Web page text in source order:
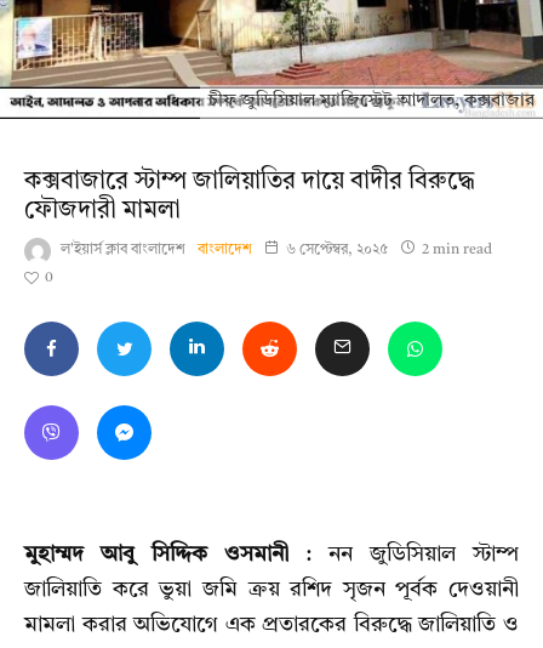
চীফ জুডিসিয়াল ম্যাজিস্ট্রেট আদালত, কক্সবাজার
কক্সবাজারে স্টাম্প জালিয়াতির দায়ে বাদীর বিরুদ্ধে
ফৌজদারী মামলা
ল'ইয়ার্স ক্লাব বাংলাদেশ বাংলাদেশ ৬ সেপ্টেম্বর, ২০২৫
2 min read
0
মুহাম্মদ আবু সিদ্দিক ওসমানী : নন জুডিসিয়াল স্টাম্প
জালিয়াতি করে ভুয়া জমি ক্রয় রশিদ সৃজন পূর্বক দেওয়ানী
মামলা করার অভিযোগে এক প্রতারকের বিরুদ্ধে জালিয়াতি ও